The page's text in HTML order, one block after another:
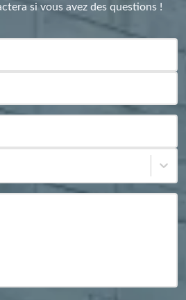
si vous avez des questions !